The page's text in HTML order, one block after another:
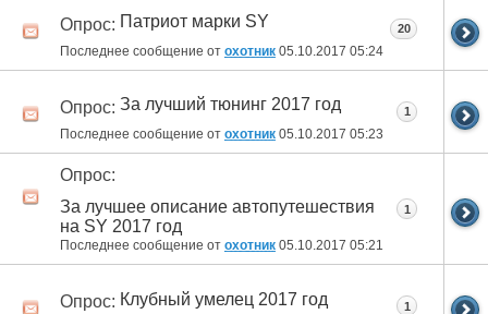
Опрос: Патриот марки SY
Последнее сообщение от охотник 05.10.2017 05:24
20
Опрос: За лучший тюнинг 2017 год
Последнее сообщение от охотник 05.10.2017 05:23
1
Опрос:
За лучшее описание автопутешествия
на SY 2017 год
Последнее сообщение от охотник 05.10.2017 05:21
1
Опрос: Клубный умелец 2017 год 1